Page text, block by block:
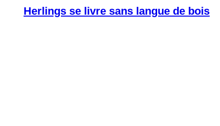
Herlings se livre sans langue de bois